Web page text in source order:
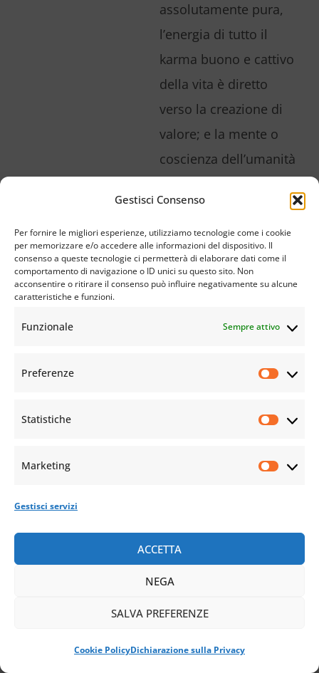
Gestisci Consenso
Per fornire le migliori esperienze, utilizziamo tecnologie come i cookie
per memorizzare e/o accedere alle informazioni del dispositivo. Il
consenso a queste tecnologie ci permetterà di elaborare dati come il
comportamento di navigazione o ID unici su questo sito. Non
acconsentire o ritirare il consenso può influire negativamente su alcune
caratteristiche e funzioni.
Funzionale Sempre attivo
Preferenze
Statistiche
Marketing
Gestisci servizi
ACCETTA
NEGA
SALVA PREFERENZE
Cookie PolicyDichiarazione sulla Privacy
assolutamente pura,
l’energia di tutto il
karma buono e cattivo
della vita è diretto
verso la creazione di
valore; e la mente o
coscienza dell’umanità
corrente vitale di
compassione e
saggezza». Il Daishonin
identificò la pratica
Nam-myoho-renge-kyo
fondamentale per
trasformano grazie
all’azione del nono,
ognuno di essi dà vita
a forme uniche di
inerente all’ottava